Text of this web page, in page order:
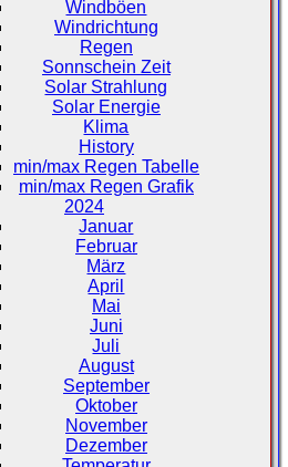
Windböen
Windrichtung
Regen
Sonnschein Zeit
Solar Strahlung
Solar Energie
Klima
History
min/max Regen Tabelle
min/max Regen Grafik
2024
Januar
Februar
März
April
Mai
Juni
Juli
August
September
Oktober
November
Dezember